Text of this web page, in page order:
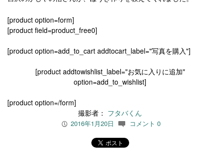
[product option=form]
[product field=product_free0]
[product option=add_to_cart addtocart_label="写真を購入"]
[product addtowishlist_label="お気に入りに追加"
option=add_to_wishlist]
[product option=/form]
撮影者： フタバくん
P 2016年1月20日 c コメント 0